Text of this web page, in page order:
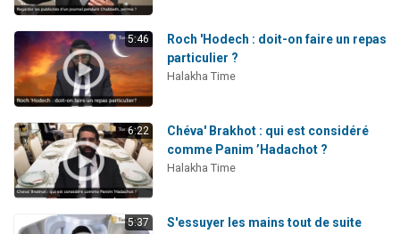
5:46
Roch 'Hodech : doit-on faire un repas
particulier ?
Halakha Time
6:22
Chéva' Brakhot : qui est considéré
comme Panim ’Hadachot ?
Halakha Time
5:37
S'essuyer les mains tout de suite